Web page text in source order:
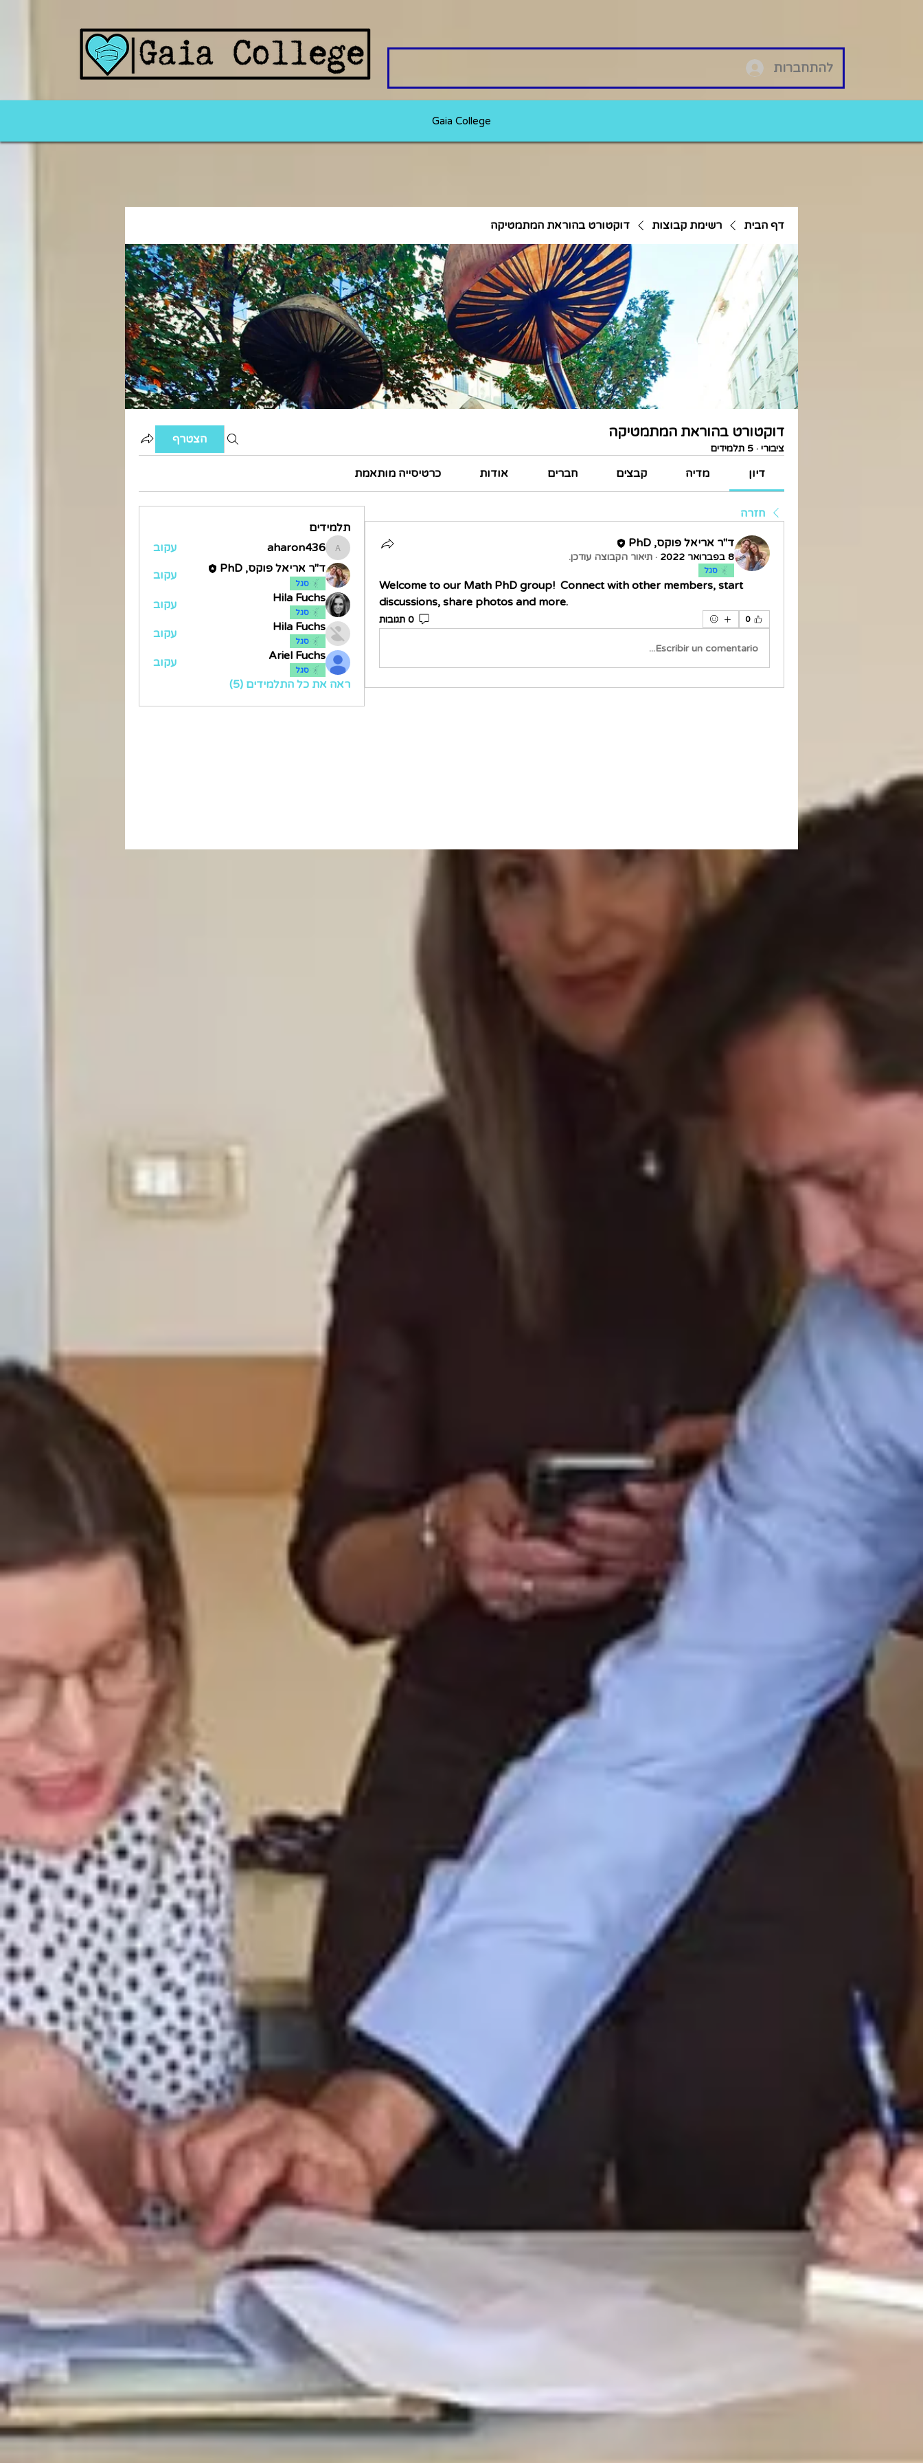
להתחברות
Gaia College
דף הבית רשימת קבוצות דוקטורט בהוראת המתמטיקה
דוקטורט בהוראת המתמטיקה
ציבורי · 5 תלמידים
הצטרף
דיון מדיה קבצים חברים אודות כרטיסייה מותאמת
חזרה
ד"ר אריאל פוקס, PhD
8 בפברואר 2022 · תיאור הקבוצה עודכן.
סגל
Welcome to our Math PhD group!  Connect with other members, start
discussions, share photos and more.
0 0 תגובות
Escribir un comentario...
תלמידים
aharon436
aharon436
עקוב
ד"ר אריאל פוקס, PhD
סגל
עקוב
Hila Fuchs
סגל
עקוב
Hila Fuchs
סגל
עקוב
Ariel Fuchs
סגל
עקוב
ראה את כל התלמידים (5)